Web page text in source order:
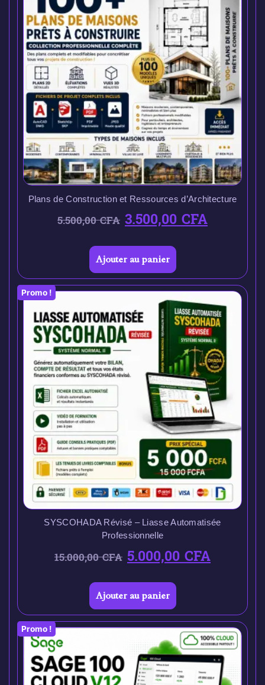
Plans de Construction et Ressources d’Architecture
5.500,00CFA 3.500,00CFA
Ajouter au panier
Promo !
SYSCOHADA Révisé – Liasse Automatisée
Professionnelle
15.000,00CFA 5.000,00CFA
Ajouter au panier
Promo !